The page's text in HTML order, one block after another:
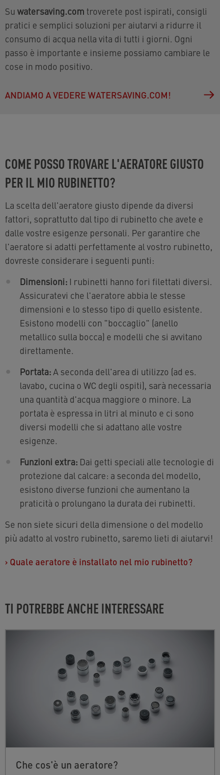
Su watersaving.com troverete post ispirati, consigli
pratici e semplici soluzioni per aiutarvi a ridurre il
consumo di acqua nella vita di tutti i giorni. Ogni
passo è importante e insieme possiamo cambiare le
cose in modo positivo.
ANDIAMO A VEDERE WATERSAVING.COM!
COME POSSO TROVARE L'AERATORE GIUSTO
PER IL MIO RUBINETTO?
La scelta dell'aeratore giusto dipende da diversi
fattori, soprattutto dal tipo di rubinetto che avete e
dalle vostre esigenze personali. Per garantire che
l'aeratore si adatti perfettamente al vostro rubinetto,
dovreste considerare i seguenti punti:
Dimensioni: I rubinetti hanno fori filettati diversi.
Assicuratevi che l'aeratore abbia le stesse
dimensioni e lo stesso tipo di quello esistente.
Esistono modelli con "boccaglio" (anello
metallico sulla bocca) e modelli che si avvitano
direttamente.
Portata:A seconda dell'area di utilizzo (ad es.
lavabo, cucina o WC degli ospiti), sarà necessaria
una quantità d'acqua maggiore o minore. La
portata è espressa in litri al minuto e ci sono
diversi modelli che si adattano alle vostre
esigenze.
Funzioni extra: Dai getti speciali alle tecnologie di
protezione dal calcare: a seconda del modello,
esistono diverse funzioni che aumentano la
praticità o prolungano la durata dei rubinetti.
Se non siete sicuri della dimensione o del modello
più adatto al vostro rubinetto, saremo lieti di aiutarvi!
› Quale aeratore è installato nel mio rubinetto?
TI POTREBBE ANCHE INTERESSARE
Che cos'è un aeratore?